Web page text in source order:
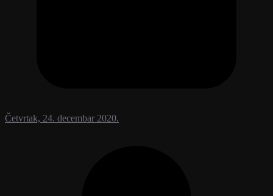
Četvrtak, 24. decembar 2020.